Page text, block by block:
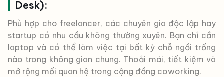
Desk):
Phù hợp cho freelancer, các chuyên gia độc lập hay
startup có nhu cầu không thường xuyên. Bạn chỉ cần
laptop và có thể làm việc tại bất kỳ chỗ ngồi trống
nào trong không gian chung. Thoải mái, tiết kiệm và
mở rộng mối quan hệ trong cộng đồng coworking.